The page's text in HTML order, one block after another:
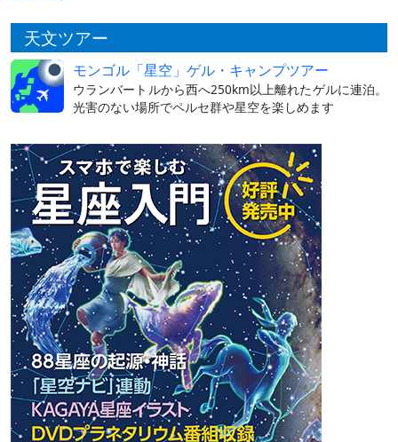
天文ツアー
モンゴル「星空」ゲル・キャンプツアー
ウランバートルから西へ250km以上離れたゲルに連泊。
光害のない場所でペルセ群や星空を楽しめます